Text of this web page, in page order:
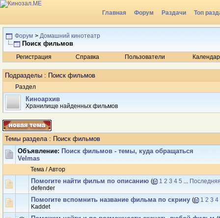
Главная Форум Раздачи Топ
Радио
Форум > Домашний кинотеатр
Поиск фильмов
Регистрация Справка Пользователи
Подразделы : Поиск фильмов
Раздел
Киноархив
Хранилище найденных фильмов
Темы раздела: Поиск фильмов
Объявление: Поиск фильмов - темы, куда обращаться
Velmas
Тема /Автор
Помогите найти фильм по описанию ( 1 2 3 4 5 ...
defender
Помогите вспомнить название фильма по скрину ( 1 2 3 4
Kaddet